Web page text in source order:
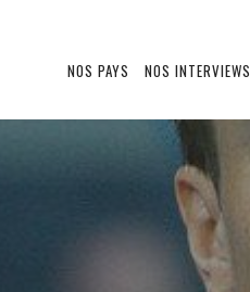
NOS PAYS NOS INTERVIEWS
PORTRAITS DE JOUEURS